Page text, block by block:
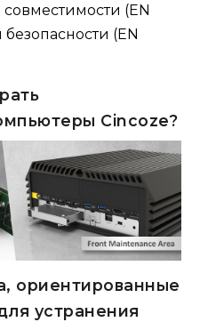
(EN
(EN
Cincoze?
ориентированные
устранения